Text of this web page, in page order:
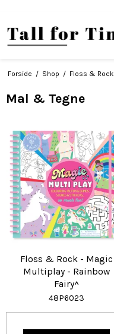
Forside / Shop / Floss & Rock
Mal & Tegne
Floss & Rock - Magic
Multiplay - Rainbow
Fairy^
48P6023